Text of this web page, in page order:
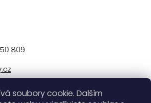
soubory cookie. Dalším
809